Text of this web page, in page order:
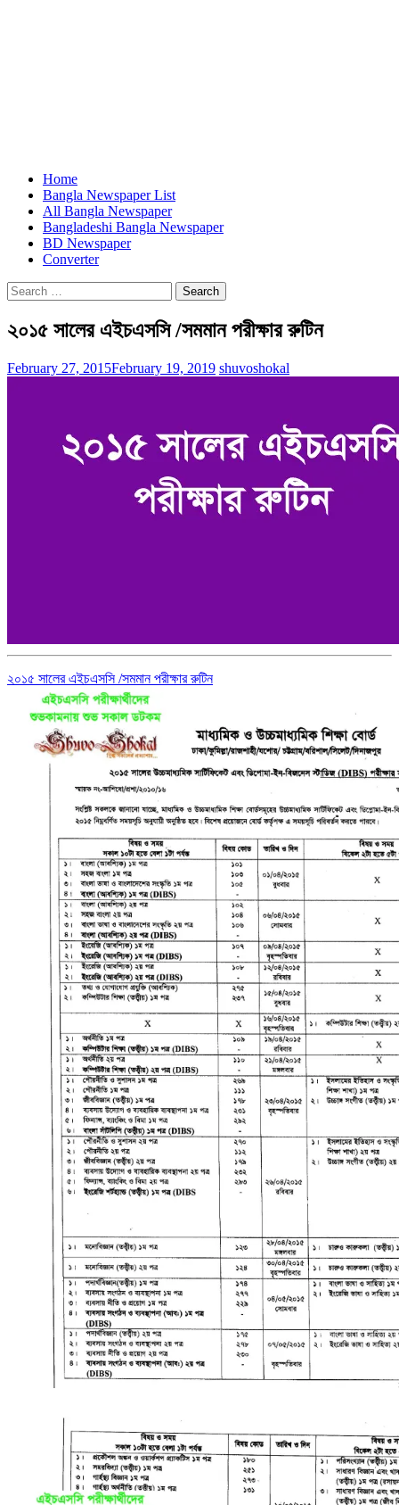
Home
Bangla Newspaper List
All Bangla Newspaper
Bangladeshi Bangla Newspaper
BD Newspaper
Converter
Search
for:
২০১৫ সালের এইচএসসি /সমমান পরীক্ষার রুটিন
February 27, 2015February 19, 2019 shuvoshokal
২০১৫ সালের এইচএসসি /সমমান পরীক্ষার রুটিন